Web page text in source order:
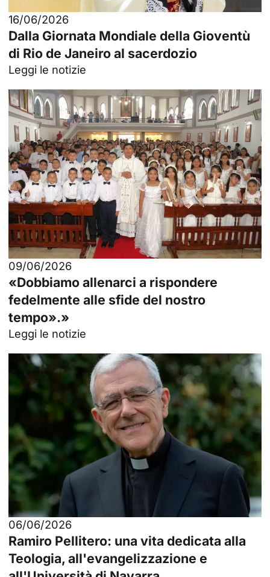
16/06/2026
Dalla Giornata Mondiale della Gioventù
di Rio de Janeiro al sacerdozio
Leggi le notizie
09/06/2026
«Dobbiamo allenarci a rispondere
fedelmente alle sfide del nostro
tempo».»
Leggi le notizie
06/06/2026
Ramiro Pellitero: una vita dedicata alla
Teologia, all'evangelizzazione e